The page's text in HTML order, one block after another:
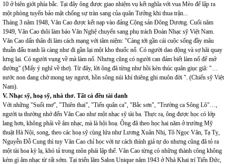
10 ở biên giới phía bắc. Tại đây ông được giao nhiệm vụ kết nghĩa với vua Mèo để lập ra
một phòng tuyến bảo mật chống sự tràn sang của quân Tưởng khi thua trận...
Tháng 3 năm 1948, Văn Cao được kết nạp vào đảng Cộng sản Đông Dương. Cuối năm
1949, Văn Cao thôi làm báo Văn Nghệ chuyển sang phụ trách Đoàn Nhạc sỹ Việt Nam.
Văn Cao dấn thân đi làm cách mạng với tâm niệm: "Càng tới gần cái cuộc sống đầy mâu
thuẫn đấu tranh là càng như đi gần lại một kho thuốc nổ. Có người dao động và sợ hãi quay
lưng lại. Có người vụng về mà làm nổ. Nhưng cũng có người can đảm biết làm nổ để mở
đường" (Mấy ý nghĩ về thơ). Từ đây, lời ông đã từng như hồi kèn thúc quân giục giã: "…
nước non đang chờ mong tay ngươi, hồn sông núi khí thiêng ghi muôn đời ". (Chiến sỹ Việt
Nam).
V. Nhạc sỹ, hoạ sỹ, nhà thơ. Tất cả đều tài danh
Với những "Suối mơ", "Thiên thai", "Tiến quân ca", "Bắc sơn", "Trường ca Sông Lô"…,
người ta thường nhớ đến Văn Cao như một nhạc sỹ tài ba. Thực ra, ông được học có lớp
lang hơn, không phải về âm nhạc, mà là hội hoạ. Ông đã theo học hai năm ở trường Mỹ
thuật Hà Nội, song, theo các hoạ sỹ cùng lứa như Lương Xuân Nhị, Tô Ngọc Vân, Tạ Tỵ,
Nguyễn Đỗ Cung thì tuy Văn Cao chỉ học với tư cách thính giả tự do nhưng cũng đã tỏ ra
một tài hoa kỳ lạ, khó tả trong môn phái lập thể. Văn Cao từng có những thành công không
kém gì âm nhạc từ rất sớm. Tại triển lãm Salon Unique năm 1943 ở Nhà Khai trí Tiến Đức,